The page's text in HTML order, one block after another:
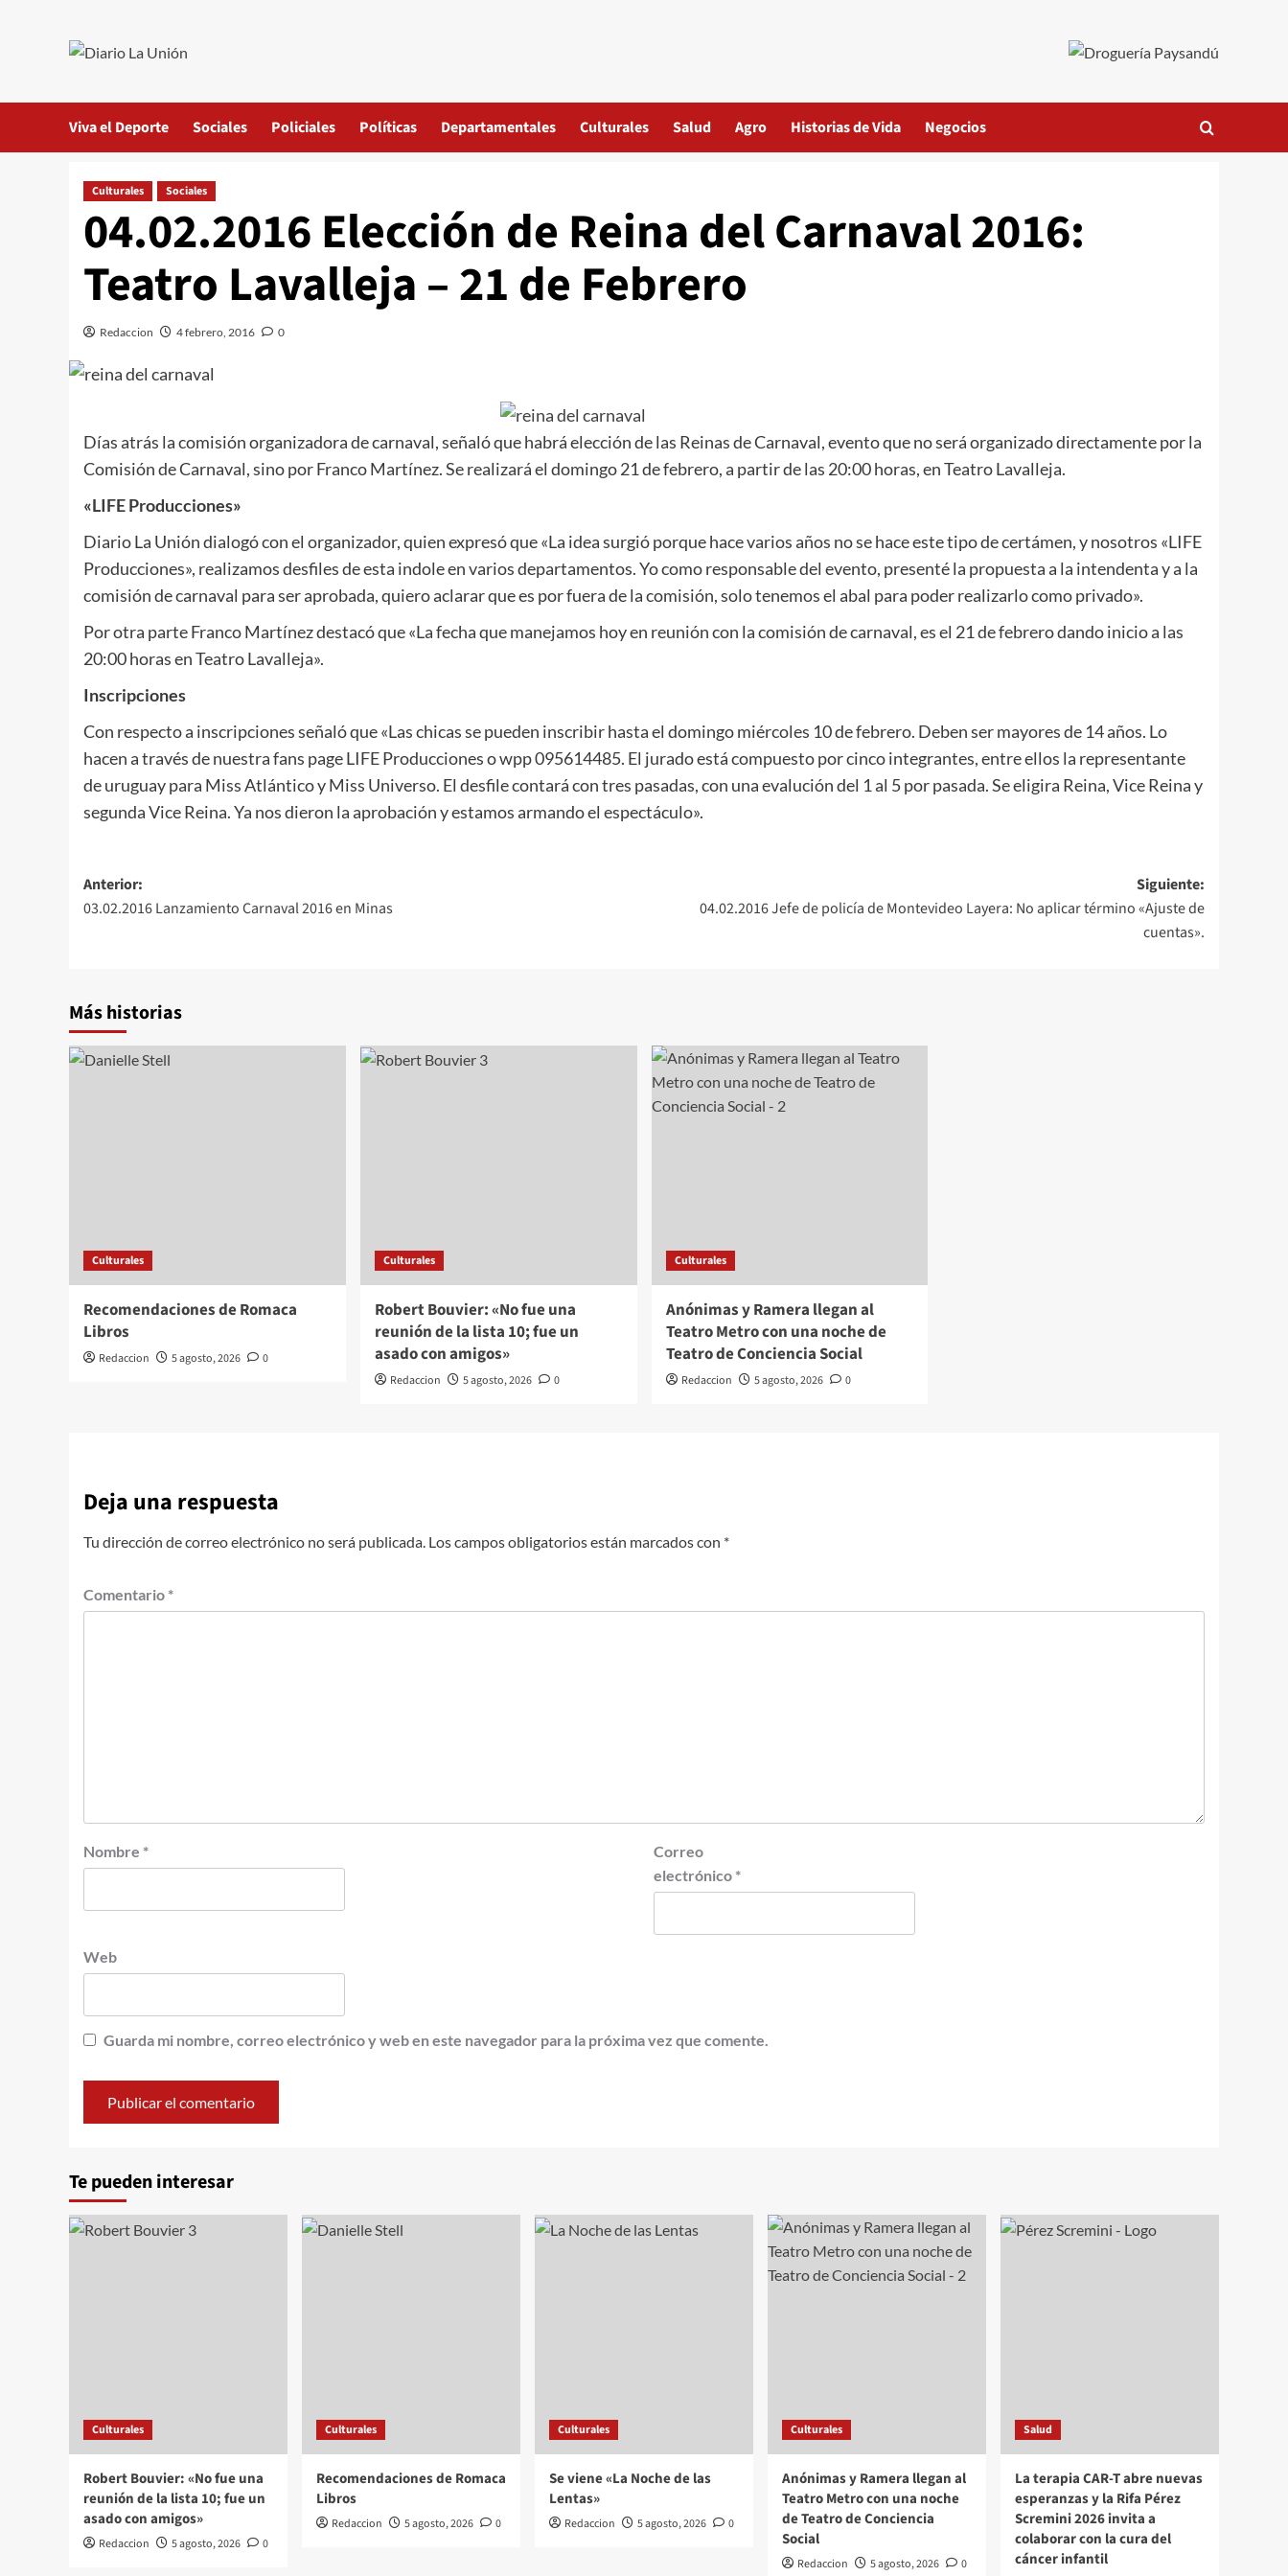
Viva el Deporte Sociales Policiales Políticas Departamentales Culturales Salud Agro Historias de Vida Negocios
Culturales Sociales
04.02.2016 Elección de Reina del Carnaval 2016:
Teatro Lavalleja – 21 de Febrero
Redaccion 4 febrero, 2016 0
Días atrás la comisión organizadora de carnaval, señaló que habrá elección de las Reinas de Carnaval, evento que no será organizado directamente por la
Comisión de Carnaval, sino por Franco Martínez. Se realizará el domingo 21 de febrero, a partir de las 20:00 horas, en Teatro Lavalleja.
«LIFE Producciones»
Diario La Unión dialogó con el organizador, quien expresó que «La idea surgió porque hace varios años no se hace este tipo de certámen, y nosotros «LIFE
Producciones», realizamos desfiles de esta indole en varios departamentos. Yo como responsable del evento, presenté la propuesta a la intendenta y a la
comisión de carnaval para ser aprobada, quiero aclarar que es por fuera de la comisión, solo tenemos el abal para poder realizarlo como privado».
Por otra parte Franco Martínez destacó que «La fecha que manejamos hoy en reunión con la comisión de carnaval, es el 21 de febrero dando inicio a las
20:00 horas en Teatro Lavalleja».
Inscripciones
Con respecto a inscripciones señaló que «Las chicas se pueden inscribir hasta el domingo miércoles 10 de febrero. Deben ser mayores de 14 años. Lo
hacen a través de nuestra fans page LIFE Producciones o wpp 095614485. El jurado está compuesto por cinco integrantes, entre ellos la representante
de uruguay para Miss Atlántico y Miss Universo. El desfile contará con tres pasadas, con una evalución del 1 al 5 por pasada. Se eligira Reina, Vice Reina y
segunda Vice Reina. Ya nos dieron la aprobación y estamos armando el espectáculo».
Navegación
de
Anterior:
03.02.2016 Lanzamiento Carnaval 2016 en Minas
Siguiente:
04.02.2016 Jefe de policía de Montevideo Layera: No aplicar término «Ajuste de
cuentas».
Más historias
Culturales
Recomendaciones de Romaca
Libros
Redaccion 5 agosto, 2026 0
Culturales
Robert Bouvier: «No fue una
reunión de la lista 10; fue un
asado con amigos»
Redaccion 5 agosto, 2026 0
Culturales
Anónimas y Ramera llegan al
Teatro Metro con una noche de
Teatro de Conciencia Social
Redaccion 5 agosto, 2026 0
Deja una respuesta
Tu dirección de correo electrónico no será publicada. Los campos obligatorios están marcados con *
Comentario *
Nombre *
Correo
electrónico *
Web
Guarda mi nombre, correo electrónico y web en este navegador para la próxima vez que comente.
Te pueden interesar
Culturales
Robert Bouvier: «No fue una
reunión de la lista 10; fue un
asado con amigos»
Redaccion 5 agosto, 2026 0
Culturales
Recomendaciones de Romaca
Libros
Redaccion 5 agosto, 2026 0
Culturales
Se viene «La Noche de las
Lentas»
Redaccion 5 agosto, 2026 0
Culturales
Anónimas y Ramera llegan al
Teatro Metro con una noche
de Teatro de Conciencia
Social
Redaccion 5 agosto, 2026 0
Salud
La terapia CAR-T abre nuevas
esperanzas y la Rifa Pérez
Scremini 2026 invita a
colaborar con la cura del
cáncer infantil